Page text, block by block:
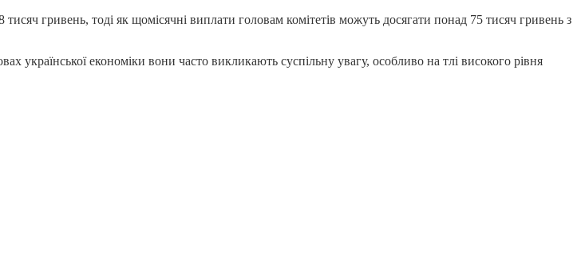
гривень, тоді як щомісячні виплати головам комітетів можуть досягати понад 75 тисяч гривень з
української економіки вони часто викликають суспільну увагу, особливо на тлі високого рівня